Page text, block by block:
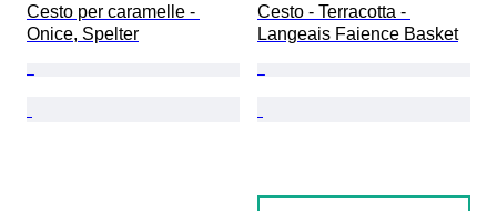
Cesto per caramelle -
Onice, Spelter
Cesto - Terracotta -
Langeais Faience Basket